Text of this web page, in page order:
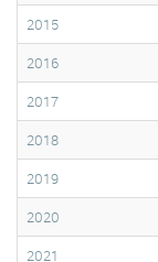
2015
2016
2017
2018
2019
2020
2021